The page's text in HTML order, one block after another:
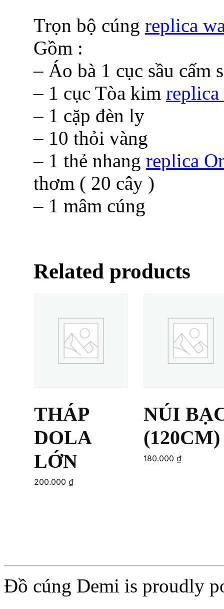
Trọn bộ cúng replica
Gồm :
– Áo bà 1 cục sầu cấm
– 1 cục Tòa kim
– 1 cặp đèn ly
– 10 thỏi vàng
– 1 thẻ nhang replica
thơm ( 20 cây )
– 1 mâm cúng
Related products
THÁP
DOLA
LỚN
200.000 ₫
NÚI
(120CM)
180.000₫
Đồ cúng Demi is proudly